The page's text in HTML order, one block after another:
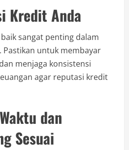
Kredit Anda
sangat penting dalam
Pastikan untuk membayar
menjaga konsistensi
agar reputasi kredit
dan
Sesuai